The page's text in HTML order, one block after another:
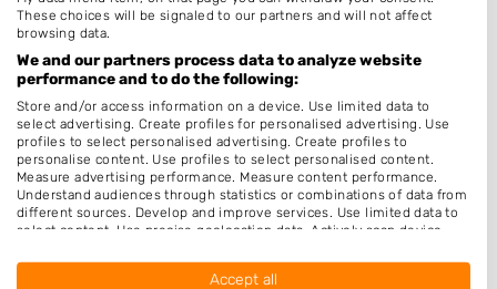
Epileren
Keratine behandeling
Bruidskapsel
Make-up & Visagie
Schoonheidssalon
Pruiken
Permanenten
These choices will be signaled to our partners and will not affect
browsing data.
We and our partners process data to analyze website
performance and to do the following:
Store and/or access information on a device. Use limited data to
select advertising. Create profiles for personalised advertising. Use
profiles to select personalised advertising. Create profiles to
personalise content. Use profiles to select personalised content.
Measure advertising performance. Measure content performance.
Understand audiences through statistics or combinations of data from
different sources. Develop and improve services. Use limited data to
select content. Use precise geolocation data. Actively scan device
Data may be shared outside of the European Union and send to the
Accept all